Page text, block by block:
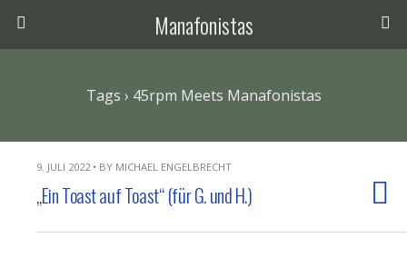
Manafonistas
Tags › 45rpm Meets Manafonistas
9. JULI 2022 • BY MICHAEL ENGELBRECHT
„Ein Toast auf Toast“ (für G. und H.)